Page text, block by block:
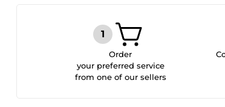
Order
your preferred service
from one of our sellers